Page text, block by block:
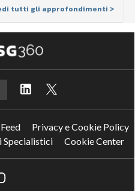
tutti gli approfondimenti >
Privacy e Cookie Policy
Specialistici
Cookie Center